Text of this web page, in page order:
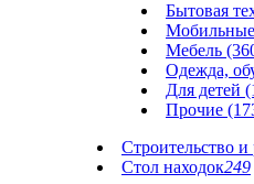
Бытовая
Мебель
Одежда,
Для детей
Прочие
Строительство и
Стол находок249